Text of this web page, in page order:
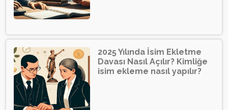
2025 Yılında İsim Ekletme
Davası Nasıl Açılır? Kimliğe
isim ekleme nasıl yapılır?